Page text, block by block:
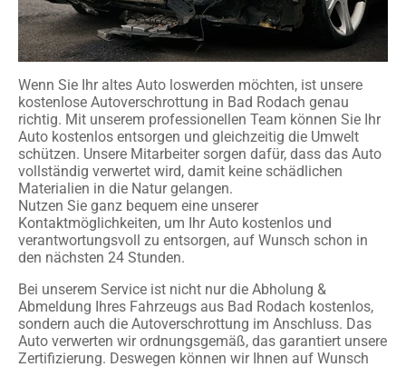
Wenn Sie Ihr altes Auto loswerden möchten, ist unsere
kostenlose Autoverschrottung in Bad Rodach genau
richtig. Mit unserem professionellen Team können Sie Ihr
Auto kostenlos entsorgen und gleichzeitig die Umwelt
schützen. Unsere Mitarbeiter sorgen dafür, dass das Auto
vollständig verwertet wird, damit keine schädlichen
Materialien in die Natur gelangen.
Nutzen Sie ganz bequem eine unserer
Kontaktmöglichkeiten, um Ihr Auto kostenlos und
verantwortungsvoll zu entsorgen, auf Wunsch schon in
den nächsten 24 Stunden.
Bei unserem Service ist nicht nur die Abholung &
Abmeldung Ihres Fahrzeugs aus Bad Rodach kostenlos,
sondern auch die Autoverschrottung im Anschluss. Das
Auto verwerten wir ordnungsgemäß, das garantiert unsere
Zertifizierung. Deswegen können wir Ihnen auf Wunsch